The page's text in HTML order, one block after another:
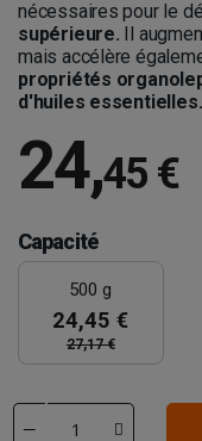
nécessaires pour le
supérieure. Il
mais accélère
propriétés
d'huiles essentielles.
24,45 €
Capacité
500 g
24,45 €
27,17 €